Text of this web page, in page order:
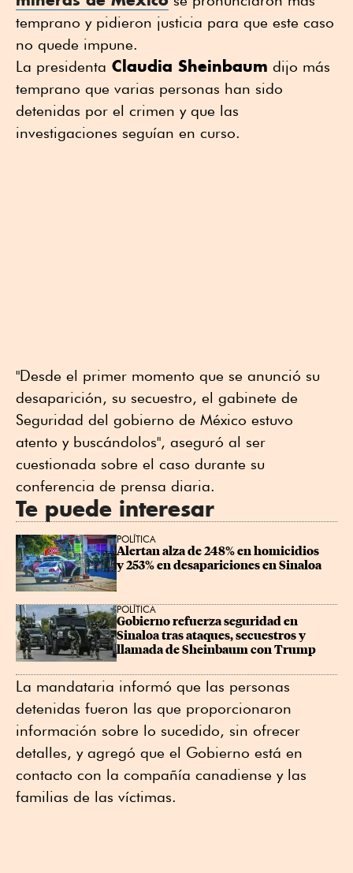
temprano y pidieron justicia para que este caso
no quede impune.
La presidenta Claudia Sheinbaum dijo más
temprano que varias personas han sido
detenidas por el crimen y que las
investigaciones seguían en curso.
"Desde el primer momento que se anunció su
desaparición, su secuestro, el gabinete de
Seguridad del gobierno de México estuvo
atento y buscándolos", aseguró al ser
cuestionada sobre el caso durante su
conferencia de prensa diaria.
Te puede interesar
POLÍTICA
Alertan alza de 248% en homicidios
y 253% en desapariciones en Sinaloa
POLÍTICA
Gobierno refuerza seguridad en
Sinaloa tras ataques, secuestros y
llamada de Sheinbaum con Trump
La mandataria informó que las personas
detenidas fueron las que proporcionaron
información sobre lo sucedido, sin ofrecer
detalles, y agregó que el Gobierno está en
contacto con la compañía canadiense y las
familias de las víctimas.